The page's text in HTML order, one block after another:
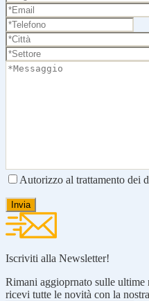
Autorizzo al trattamento dei
Iscriviti alla Newsletter!
Rimani aggioprnato sulle
ricevi tutte le novità con la